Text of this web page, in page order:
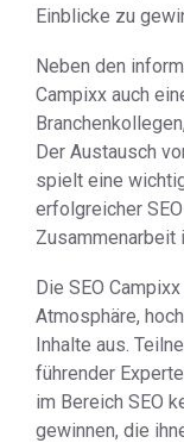
Einblicke zu
Neben den
Campixx auch
Der Austausch
spielt eine
erfolgreicher
Zusammenarbeit
Die SEO
Atmosphäre,
Inhalte aus.
führender
im Bereich SEO
gewinnen, die